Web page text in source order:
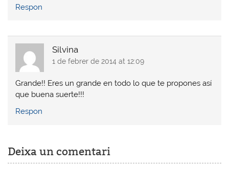
Respon
Silvina
1 de febrer de 2014 at 12:09
Grande!! Eres un grande en todo lo que te propones así
que buena suerte!!!
Respon
Deixa un comentari